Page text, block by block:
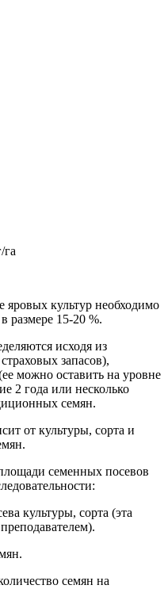
культур необходимо
размере 15-20 %.
исходя из
запасов),
можно оставить на уровне
2 года или несколько
семян.
от культуры, сорта и
семенных посевов
культуры, сорта (эта
семян на